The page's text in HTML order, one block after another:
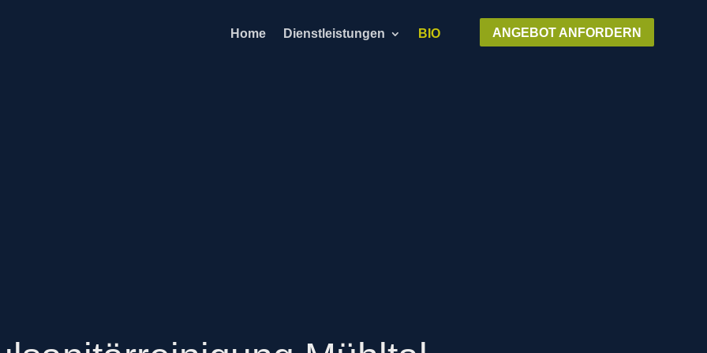
Home Dienstleistungen BIO ANGEBOT ANFORDERN